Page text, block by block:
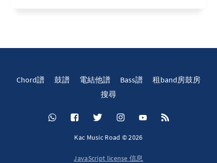
Chord譜 鼓譜 電結他譜 Bass譜
租band房鼓房
搜尋
Kac Music Road © 2026
JavaScript license 信息